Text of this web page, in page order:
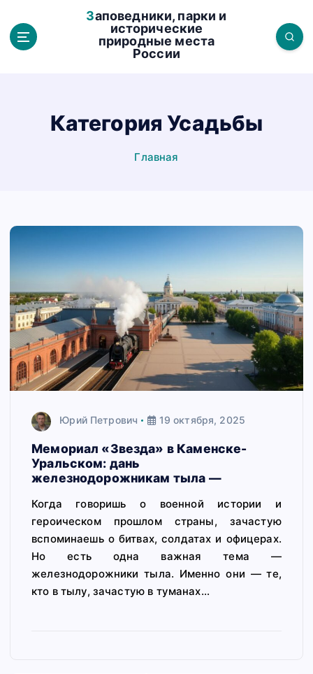
Заповедники, парки и
исторические
природные места
России
Категория Усадьбы
Главная
Юрий Петрович 19 октября, 2025
Мемориал «Звезда» в Каменске-
Уральском: дань
железнодорожникам тыла —
Когда говоришь о военной истории и
героическом прошлом страны, зачастую
вспоминаешь о битвах, солдатах и офицерах.
Но есть одна важная тема —
железнодорожники тыла. Именно они — те,
кто в тылу, зачастую в туманах…